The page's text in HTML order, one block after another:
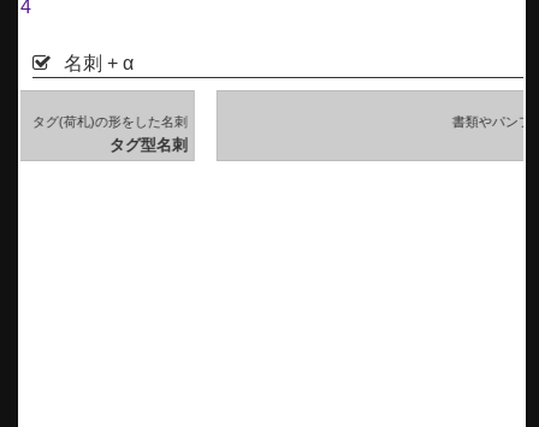
4
名刺 + α
書類やパンフレットにちょこんと挟める